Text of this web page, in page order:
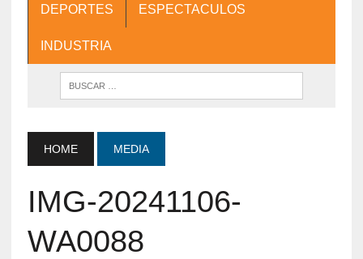
DEPORTES ESPECTACULOS
INDUSTRIA
HOME MEDIA
IMG-20241106-
WA0088